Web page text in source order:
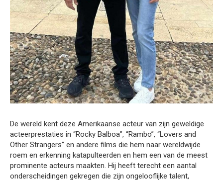
De wereld kent deze Amerikaanse acteur van zijn geweldige
acteerprestaties in “Rocky Balboa”, “Rambo”, “Lovers and
Other Strangers” en andere films die hem naar wereldwijde
roem en erkenning katapulteerden en hem een van de meest
prominente acteurs maakten. Hij heeft terecht een aantal
onderscheidingen gekregen die zijn ongelooflijke talent,